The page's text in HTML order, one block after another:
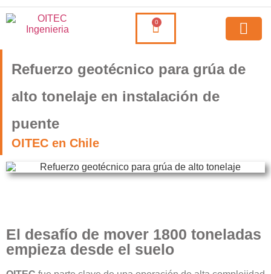
0
Refuerzo geotécnico para grúa de
alto tonelaje en instalación de
puente
OITEC en Chile
El desafío de mover 1800 toneladas
empieza desde el suelo